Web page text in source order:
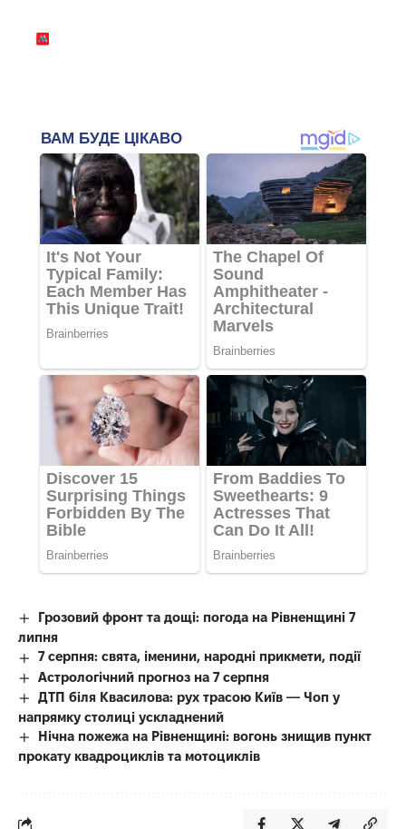
Грозовий фронт та дощі: погода на Рівненщині 7
липня
7 серпня: свята, іменини, народні прикмети, події
Астрологічний прогноз на 7 серпня
ДТП біля Квасилова: рух трасою Київ — Чоп у
напрямку столиці ускладнений
Нічна пожежа на Рівненщині: вогонь знищив пункт
прокату квадроциклів та мотоциклів